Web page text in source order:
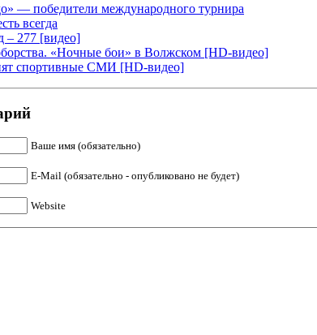
— победители международного турнира
всегда
– 277 [видео]
«Ночные бои» в Волжском [HD-видео]
спортивные СМИ [HD-видео]
Ваше имя (обязательно)
E-Mail (обязательно - опубликовано не будет)
Website